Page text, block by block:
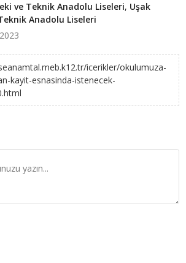
ve Teknik Anadolu Liseleri, Uşak
Anadolu Liseleri
icerikler/okulumuza-
kayit-esnasinda-istenecek-